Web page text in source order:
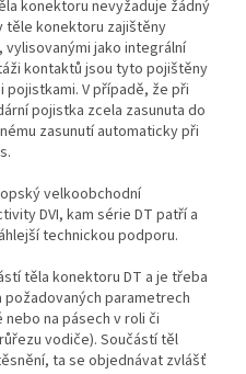
konektoru nevyžaduje žádný
těle konektoru zajištěny
jako integrální
kontaktů jsou tyto pojištěny
V případě, že při
pojistka zcela zasunuta do
zasunutí automaticky při
velkoobchodní
DVI, kam série DT patří a
technickou podporu.
těla konektoru DT a je třeba
parametrech
na pásech v roli či
vodiče). Součástí těl
ta se objednávat zvlášť